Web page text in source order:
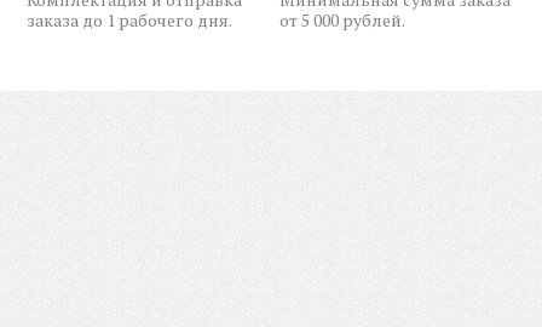
заказа до 1 рабочего дня.
от 5 000 рублей.